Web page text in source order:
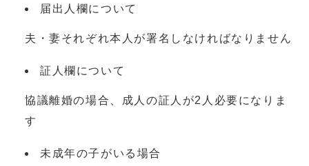
届出人欄について
夫・妻それぞれ本人が署名しなければなりません
証人欄について
協議離婚の場合、成人の証人が2人必要になりま
す
未成年の子がいる場合